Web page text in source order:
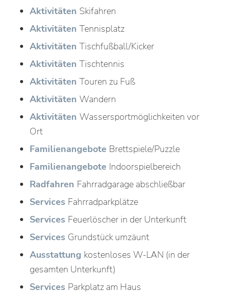
Aktivitäten Skifahren
Aktivitäten Tennisplatz
Aktivitäten Tischfußball/Kicker
Aktivitäten Tischtennis
Aktivitäten Touren zu Fuß
Aktivitäten Wandern
Aktivitäten Wassersportmöglichkeiten vor
Ort
Familienangebote Brettspiele/Puzzle
Familienangebote Indoorspielbereich
Radfahren Fahrradgarage abschließbar
Services Fahrradparkplätze
Services Feuerlöscher in der Unterkunft
Services Grundstück umzäunt
Ausstattung kostenloses W-LAN (in der
gesamten Unterkunft)
Services Parkplatz am Haus